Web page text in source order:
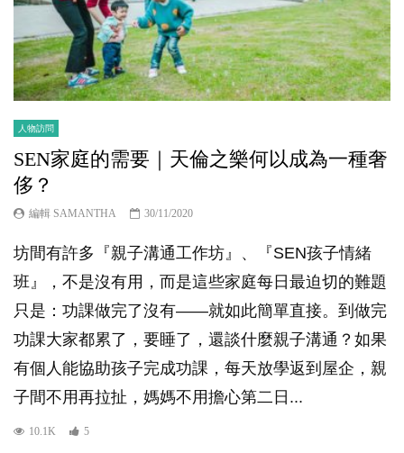
人物訪問
SEN家庭的需要｜天倫之樂何以成為一種奢
侈？
編輯 SAMANTHA 30/11/2020
坊間有許多『親子溝通工作坊』、『SEN孩子情緒
班』，不是沒有用，而是這些家庭每日最迫切的難題
只是：功課做完了沒有——就如此簡單直接。到做完
功課大家都累了，要睡了，還談什麼親子溝通？如果
有個人能協助孩子完成功課，每天放學返到屋企，親
子間不用再拉扯，媽媽不用擔心第二日...
10.1K 5